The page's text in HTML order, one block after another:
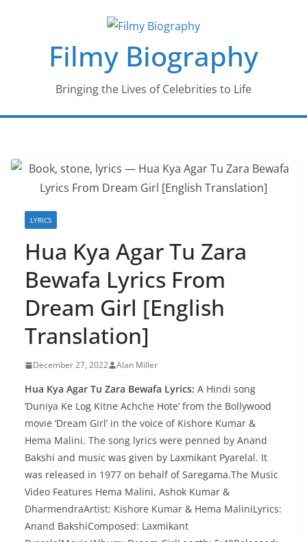
Filmy Biography
Bringing the Lives of Celebrities to Life
LYRICS
Hua Kya Agar Tu Zara
Bewafa Lyrics From
Dream Girl [English
Translation]
December 27, 2022 Alan Miller
Hua Kya Agar Tu Zara Bewafa Lyrics: A Hindi song
‘Duniya Ke Log Kitne Achche Hote’ from the Bollywood
movie ‘Dream Girl’ in the voice of Kishore Kumar &
Hema Malini. The song lyrics were penned by Anand
Bakshi and music was given by Laxmikant Pyarelal. It
was released in 1977 on behalf of Saregama.The Music
Video Features Hema Malini, Ashok Kumar &
DharmendraArtist: Kishore Kumar & Hema MaliniLyrics:
Anand BakshiComposed: Laxmikant